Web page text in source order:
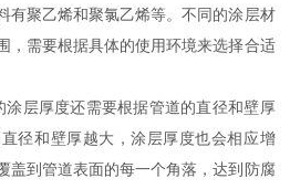
有聚乙烯和聚氯乙烯等。不同的涂层材
，需要根据具体的使用环境来选择合适
涂层厚度还需要根据管道的直径和壁厚
径和壁厚越大，涂层厚度也会相应增
盖到管道表面的每一个角落，达到防腐